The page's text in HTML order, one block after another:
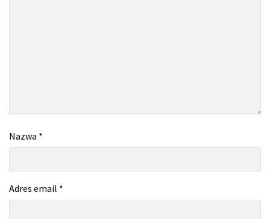
Nazwa *
Adres email *